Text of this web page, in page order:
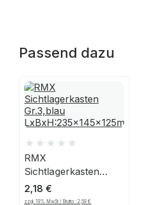
Passend dazu
RMX
Sichtlagerkasten
Gr.3,blau
LxBxH:235x145x125mm
2,18€
zzgl. 19% MwSt / Brutto :2,59€